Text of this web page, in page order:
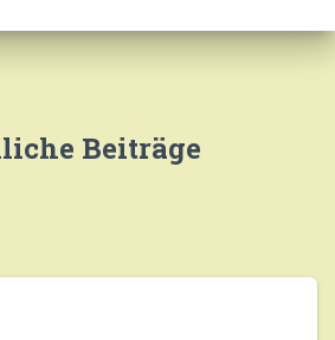
Beiträge